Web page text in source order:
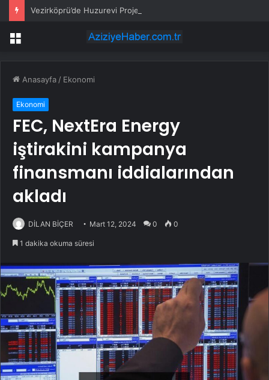
Vezirköprü’de Huzurevi Projesine 192 Milyon TL Destek
Menü
Anasayfa / Ekonomi
Ekonomi
FEC, NextEra Energy
iştirakini kampanya
finansmanı iddialarından
akladı
DİLAN BİÇER Mart 12, 2024 0 0
1 dakika okuma süresi